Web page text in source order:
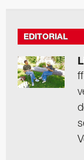
EDITORIAL